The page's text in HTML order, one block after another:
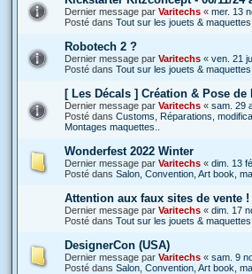
Dernier message par Varitechs « mer. 13
Posté dans Tout sur les jouets &
Robotech 2 ?
Dernier message par Varitechs « ven. 21
Posté dans Tout sur les jouets &
[ Les Décals ] Création & Pose de
Dernier message par Varitechs « sam. 29
Posté dans Customs, Réparations,
Montages maquettes..
Wonderfest 2022 Winter
Dernier message par Varitechs « dim. 13
Posté dans Salon, Convention, Art book,
Attention aux faux sites de vente !
Dernier message par Varitechs « dim. 17
Posté dans Tout sur les jouets &
DesignerCon (USA)
Dernier message par Varitechs « sam. 9
Posté dans Salon, Convention, Art book,